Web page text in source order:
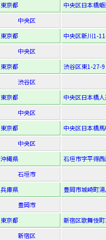
東京都
中央区日本橋
中央区
東京都
中央区新川1-
中央区
東京都
渋谷区東1-27-9
渋谷区
東京都
中央区日本橋
中央区
東京都
中央区日本橋
中央区
沖縄県
石垣市字平得
石垣市
兵庫県
豊岡市城崎町
豊岡市
東京都
新宿区歌舞伎
新宿区